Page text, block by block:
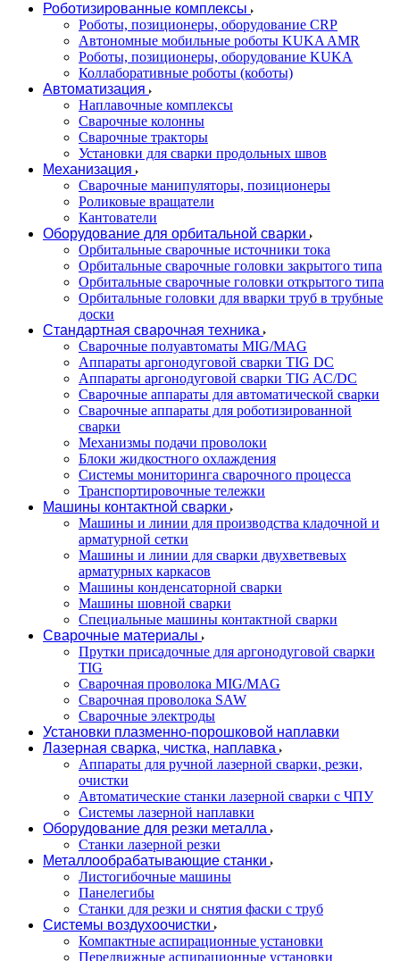
Роботизированные комплексы
Роботы, позиционеры, оборудование CRP
Автономные мобильные роботы KUKA AMR
Роботы, позиционеры, оборудование KUKA
Коллаборативные роботы (коботы)
Автоматизация
Наплавочные комплексы
Сварочные колонны
Сварочные тракторы
Установки для сварки продольных швов
Механизация
Сварочные манипуляторы, позиционеры
Роликовые вращатели
Кантователи
Оборудование для орбитальной сварки
Орбитальные сварочные источники тока
Орбитальные сварочные головки закрытого типа
Орбитальные сварочные головки открытого типа
Орбитальные головки для вварки труб в трубные
доски
Стандартная сварочная техника
Сварочные полуавтоматы MIG/MAG
Аппараты аргонодуговой сварки TIG DC
Аппараты аргонодуговой сварки TIG AC/DC
Сварочные аппараты для автоматической сварки
Сварочные аппараты для роботизированной
сварки
Механизмы подачи проволоки
Блоки жидкостного охлаждения
Системы мониторинга сварочного процесса
Транспортировочные тележки
Машины контактной сварки
Машины и линии для производства кладочной и
арматурной сетки
Машины и линии для сварки двухветвевых
арматурных каркасов
Машины конденсаторной сварки
Машины шовной сварки
Специальные машины контактной сварки
Сварочные материалы
Прутки присадочные для аргонодуговой сварки
TIG
Сварочная проволока MIG/MAG
Сварочная проволока SAW
Сварочные электроды
Установки плазменно-порошковой наплавки
Лазерная сварка, чистка, наплавка
Аппараты для ручной лазерной сварки, резки,
очистки
Автоматические станки лазерной сварки с ЧПУ
Системы лазерной наплавки
Оборудование для резки металла
Станки лазерной резки
Металлообрабатывающие станки
Листогибочные машины
Панелегибы
Станки для резки и снятия фаски с труб
Системы воздухоочистки
Компактные аспирационные установки
Передвижные аспирационные установки